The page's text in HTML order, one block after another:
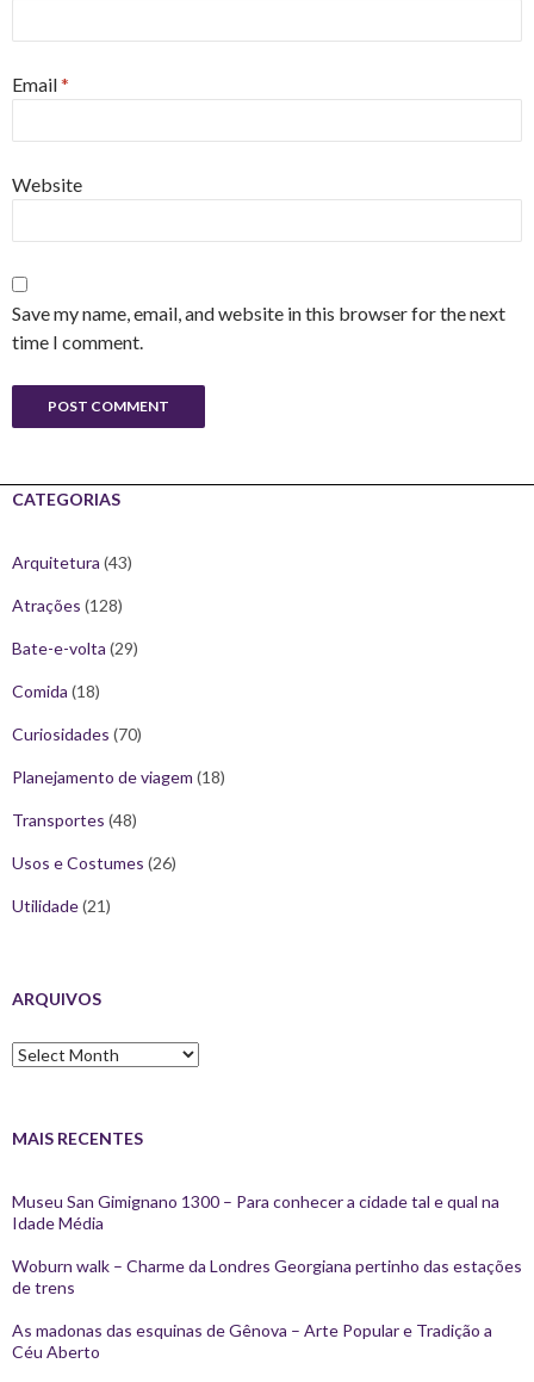
Email*
Website
Save my name, email, and website in this browser for the next
time I comment.
CATEGORIAS
Arquitetura (43)
Atrações (128)
Bate-e-volta (29)
Comida (18)
Curiosidades (70)
Planejamento de viagem (18)
Transportes (48)
Usos e Costumes (26)
Utilidade(21)
ARQUIVOS
Arquivos
MAIS RECENTES
Museu San Gimignano 1300 – Para conhecer a cidade tal e qual na
Idade Média
Woburn walk – Charme da Londres Georgiana pertinho das estações
de trens
As madonas das esquinas de Gênova – Arte Popular e Tradição a
Céu Aberto